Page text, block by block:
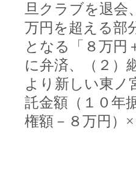
旦クラブを退会
万円を超える部
となる「８万円
に弁済、（２）
より新しい東ノ
託金額（１０年
権額－８万円）